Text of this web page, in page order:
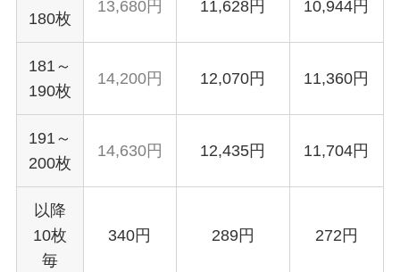
180枚
13,680円 11,628円 10,944円
181～
190枚
14,200円 12,070円 11,360円
191～
200枚
14,630円 12,435円 11,704円
以降
10枚
毎
340円 289円 272円